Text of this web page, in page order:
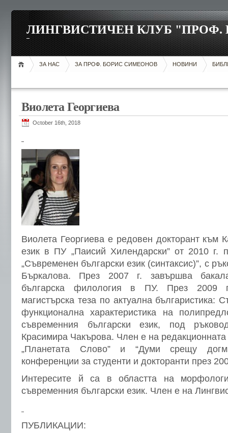
ЛИНГВИСТИЧЕН КЛУБ
ЗА НАС ЗА ПРОФ. БОРИС СИМЕОНОВ НОВИНИ
Виолета Георгиева
October 16th, 2018
Виолета Георгиева е редовен докторант към
език в ПУ „Паисий Хилендарски” от 2010 г.
„Съвременен български език (синтаксис)”, с
Бъркалова. През 2007 г. завършва
българска филология в ПУ. През 2009
магистърска теза по актуална българистика:
функционална характеристика на
съвременния български език, под
Красимира Чакърова. Член е на редакционната
„Планетата Слово” и “Думи срещу
конференции за студенти и докторанти през
Интересите й са в областта на
съвременния български език. Член е на
ПУБЛИКАЦИИ: